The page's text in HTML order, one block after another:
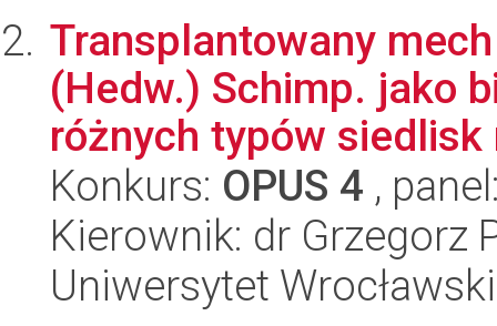
Transplantowany
(Hedw.) Schimp. jako
różnych typów siedlisk
Konkurs: OPUS 4 ,
Kierownik: dr Grzegorz
Uniwersytet